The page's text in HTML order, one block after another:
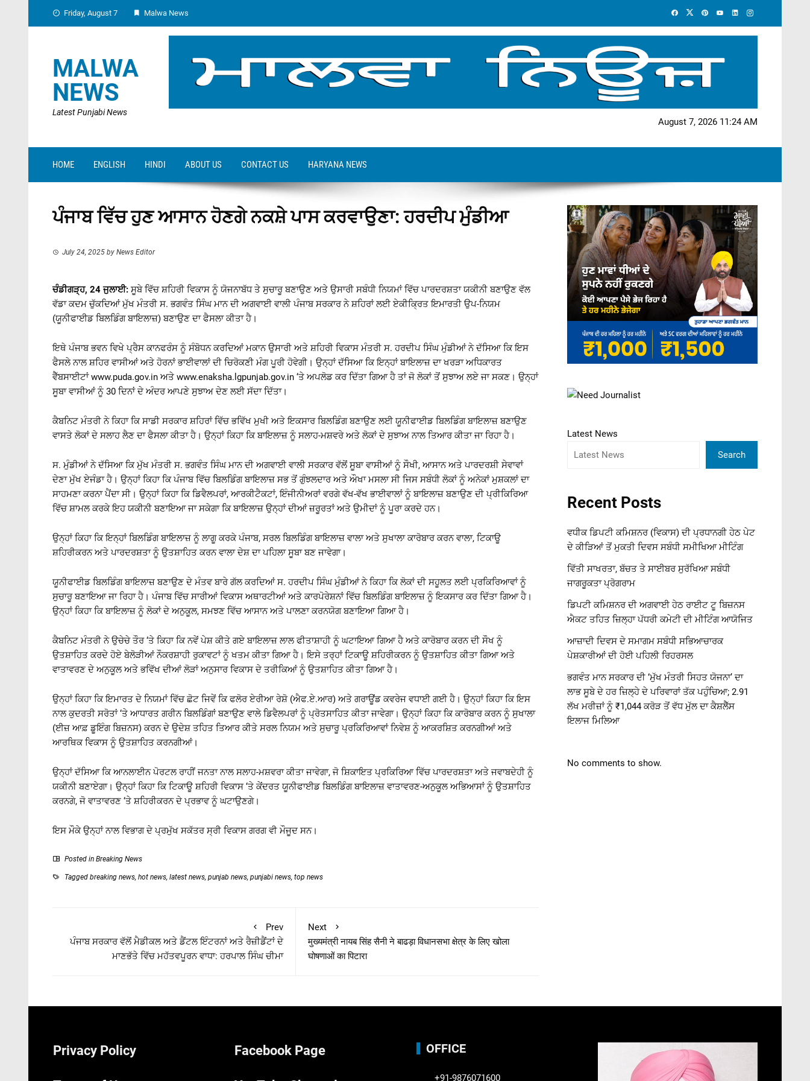
Friday, August 7 Malwa News
MALWA
NEWS
Latest Punjabi News
August 7, 2026 11:24 AM
HOME ENGLISH HINDI ABOUT US CONTACT US HARYANA NEWS
ਪੰਜਾਬ ਵਿੱਚ ਹੁਣ ਆਸਾਨ ਹੋਣਗੇ ਨਕਸ਼ੇ ਪਾਸ ਕਰਵਾਉਣਾ: ਹਰਦੀਪ ਮੁੰਡੀਆ
July 24, 2025 by News Editor
ਚੰਡੀਗੜ੍ਹ, 24 ਜੁਲਾਈ: ਸੂਬੇ ਵਿੱਚ ਸ਼ਹਿਰੀ ਵਿਕਾਸ ਨੂੰ ਯੋਜਨਾਬੱਧ ਤੇ ਸੁਚਾਰੂ ਬਣਾਉਣ ਅਤੇ ਉਸਾਰੀ ਸਬੰਧੀ ਨਿਯਮਾਂ ਵਿੱਚ ਪਾਰਦਰਸ਼ਤਾ ਯਕੀਨੀ ਬਣਾਉਣ ਵੱਲ
ਵੱਡਾ ਕਦਮ ਚੁੱਕਦਿਆਂ ਮੁੱਖ ਮੰਤਰੀ ਸ. ਭਗਵੰਤ ਸਿੰਘ ਮਾਨ ਦੀ ਅਗਵਾਈ ਵਾਲੀ ਪੰਜਾਬ ਸਰਕਾਰ ਨੇ ਸ਼ਹਿਰਾਂ ਲਈ ਏਕੀਕ੍ਰਿਤ ਇਮਾਰਤੀ ਉਪ-ਨਿਯਮ
(ਯੂਨੀਫਾਈਡ ਬਿਲਡਿੰਗ ਬਾਇਲਾਜ਼) ਬਣਾਉਣ ਦਾ ਫੈਸਲਾ ਕੀਤਾ ਹੈ।
ਇਥੇ ਪੰਜਾਬ ਭਵਨ ਵਿਖੇ ਪ੍ਰੈਸ ਕਾਨਫਰੰਸ ਨੂੰ ਸੰਬੋਧਨ ਕਰਦਿਆਂ ਮਕਾਨ ਉਸਾਰੀ ਅਤੇ ਸ਼ਹਿਰੀ ਵਿਕਾਸ ਮੰਤਰੀ ਸ. ਹਰਦੀਪ ਸਿੰਘ ਮੁੰਡੀਆਂ ਨੇ ਦੱਸਿਆ ਕਿ ਇਸ
ਫੈਸਲੇ ਨਾਲ ਸ਼ਹਿਰ ਵਾਸੀਆਂ ਅਤੇ ਹੋਰਨਾਂ ਭਾਈਵਾਲਾਂ ਦੀ ਚਿਰੋਕਣੀ ਮੰਗ ਪੂਰੀ ਹੋਵੇਗੀ। ਉਨ੍ਹਾਂ ਦੱਸਿਆ ਕਿ ਇਨ੍ਹਾਂ ਬਾਇਲਾਜ਼ ਦਾ ਖਰੜਾ ਅਧਿਕਾਰਤ
ਵੈੱਬਸਾਈਟਾਂwww.puda.gov.in ਅਤੇ www.enaksha.lgpunjab.gov.in ‘ਤੇ ਅਪਲੋਡ ਕਰ ਦਿੱਤਾ ਗਿਆ ਹੈ ਤਾਂ ਜੋ ਲੋਕਾਂ ਤੋਂ ਸੁਝਾਅ ਲਏ ਜਾ ਸਕਣ। ਉਨ੍ਹਾਂ
ਸੂਬਾ ਵਾਸੀਆਂ ਨੂੰ 30 ਦਿਨਾਂ ਦੇ ਅੰਦਰ ਆਪਣੇ ਸੁਝਾਅ ਦੇਣ ਲਈ ਸੱਦਾ ਦਿੱਤਾ।
ਕੈਬਨਿਟ ਮੰਤਰੀ ਨੇ ਕਿਹਾ ਕਿ ਸਾਡੀ ਸਰਕਾਰ ਸ਼ਹਿਰਾਂ ਵਿੱਚ ਭਵਿੱਖ ਮੁਖੀ ਅਤੇ ਇਕਸਾਰ ਬਿਲਡਿੰਗ ਬਣਾਉਣ ਲਈ ਯੂਨੀਫਾਈਡ ਬਿਲਡਿੰਗ ਬਾਇਲਾਜ਼ ਬਣਾਉਣ
ਵਾਸਤੇ ਲੋਕਾਂ ਦੇ ਸਲਾਹ ਲੈਣ ਦਾ ਫੈਸਲਾ ਕੀਤਾ ਹੈ। ਉਨ੍ਹਾਂ ਕਿਹਾ ਕਿ ਬਾਇਲਾਜ਼ ਨੂੰ ਸਲਾਹ-ਮਸ਼ਵਰੇ ਅਤੇ ਲੋਕਾਂ ਦੇ ਸੁਝਾਅ ਨਾਲ ਤਿਆਰ ਕੀਤਾ ਜਾ ਰਿਹਾ ਹੈ।
ਸ. ਮੁੰਡੀਆਂ ਨੇ ਦੱਸਿਆ ਕਿ ਮੁੱਖ ਮੰਤਰੀ ਸ. ਭਗਵੰਤ ਸਿੰਘ ਮਾਨ ਦੀ ਅਗਵਾਈ ਵਾਲੀ ਸਰਕਾਰ ਵੱਲੋਂ ਸੂਬਾ ਵਾਸੀਆਂ ਨੂੰ ਸੌਖੀ, ਆਸਾਨ ਅਤੇ ਪਾਰਦਰਸ਼ੀ ਸੇਵਾਵਾਂ
ਦੇਣਾ ਮੁੱਖ ਏਜੰਡਾ ਹੈ। ਉਨ੍ਹਾਂ ਕਿਹਾ ਕਿ ਪੰਜਾਬ ਵਿੱਚ ਬਿਲਡਿੰਗ ਬਾਇਲਾਜ਼ ਸਭ ਤੋਂ ਗੁੰਝਲਦਾਰ ਅਤੇ ਔਖਾ ਮਸਲਾ ਸੀ ਜਿਸ ਸਬੰਧੀ ਲੋਕਾਂ ਨੂੰ ਅਨੇਕਾਂ ਮੁਸ਼ਕਲਾਂ ਦਾ
ਸਾਹਮਣਾ ਕਰਨਾ ਪੈਂਦਾ ਸੀ। ਉਨ੍ਹਾਂ ਕਿਹਾ ਕਿ ਡਿਵੈਲਪਰਾਂ, ਆਰਕੀਟੈਕਟਾਂ, ਇੰਜੀਨੀਅਰਾਂ ਵਰਗੇ ਵੱਖ-ਵੱਖ ਭਾਈਵਾਲਾਂ ਨੂੰ ਬਾਇਲਾਜ਼ ਬਣਾਉਣ ਦੀ ਪ੍ਰੀਕਿਰਿਆ
ਵਿੱਚ ਸ਼ਾਮਲ ਕਰਕੇ ਇਹ ਯਕੀਨੀ ਬਣਾਇਆ ਜਾ ਸਕੇਗਾ ਕਿ ਬਾਇਲਾਜ਼ ਉਨ੍ਹਾਂ ਦੀਆਂ ਜ਼ਰੂਰਤਾਂ ਅਤੇ ਉਮੀਦਾਂ ਨੂੰ ਪੂਰਾ ਕਰਦੇ ਹਨ।
ਉਨ੍ਹਾਂ ਕਿਹਾ ਕਿ ਇਨ੍ਹਾਂ ਬਿਲਡਿੰਗ ਬਾਇਲਾਜ਼ ਨੂੰ ਲਾਗੂ ਕਰਕੇ ਪੰਜਾਬ, ਸਰਲ ਬਿਲਡਿੰਗ ਬਾਇਲਾਜ਼ ਵਾਲਾ ਅਤੇ ਸੁਖਾਲਾ ਕਾਰੋਬਾਰ ਕਰਨ ਵਾਲਾ, ਟਿਕਾਊ
ਸ਼ਹਿਰੀਕਰਨ ਅਤੇ ਪਾਰਦਰਸ਼ਤਾ ਨੂੰ ਉਤਸ਼ਾਹਿਤ ਕਰਨ ਵਾਲਾ ਦੇਸ਼ ਦਾ ਪਹਿਲਾ ਸੂਬਾ ਬਣ ਜਾਵੇਗਾ।
ਯੂਨੀਫਾਈਡ ਬਿਲਡਿੰਗ ਬਾਇਲਾਜ਼ ਬਣਾਉਣ ਦੇ ਮੰਤਵ ਬਾਰੇ ਗੱਲ ਕਰਦਿਆਂ ਸ. ਹਰਦੀਪ ਸਿੰਘ ਮੁੰਡੀਆਂ ਨੇ ਕਿਹਾ ਕਿ ਲੋਕਾਂ ਦੀ ਸਹੂਲਤ ਲਈ ਪ੍ਰਕਿਰਿਆਵਾਂ ਨੂੰ
ਸੁਚਾਰੂ ਬਣਾਇਆ ਜਾ ਰਿਹਾ ਹੈ। ਪੰਜਾਬ ਵਿੱਚ ਸਾਰੀਆਂ ਵਿਕਾਸ ਅਥਾਰਟੀਆਂ ਅਤੇ ਕਾਰਪੋਰੇਸ਼ਨਾਂ ਵਿੱਚ ਬਿਲਡਿੰਗ ਬਾਇਲਾਜ਼ ਨੂੰ ਇਕਸਾਰ ਕਰ ਦਿੱਤਾ ਗਿਆ ਹੈ।
ਉਨ੍ਹਾਂ ਕਿਹਾ ਕਿ ਬਾਇਲਾਜ਼ ਨੂੰ ਲੋਕਾਂ ਦੇ ਅਨੁਕੂਲ, ਸਮਝਣ ਵਿੱਚ ਆਸਾਨ ਅਤੇ ਪਾਲਣਾ ਕਰਨਯੋਗ ਬਣਾਇਆ ਗਿਆ ਹੈ।
ਕੈਬਨਿਟ ਮੰਤਰੀ ਨੇ ਉਚੇਚੇ ਤੌਰ ‘ਤੇ ਕਿਹਾ ਕਿ ਨਵੇਂ ਪੇਸ਼ ਕੀਤੇ ਗਏ ਬਾਇਲਾਜ਼ ਲਾਲ ਫੀਤਾਸ਼ਾਹੀ ਨੂੰ ਘਟਾਇਆ ਗਿਆ ਹੈ ਅਤੇ ਕਾਰੋਬਾਰ ਕਰਨ ਦੀ ਸੌਖ ਨੂੰ
ਉਤਸ਼ਾਹਿਤ ਕਰਦੇ ਹੋਏ ਬੇਲੋੜੀਆਂ ਨੌਕਰਸ਼ਾਹੀ ਰੁਕਾਵਟਾਂ ਨੂੰ ਖਤਮ ਕੀਤਾ ਗਿਆ ਹੈ। ਇਸੇ ਤਰ੍ਹਾਂ ਟਿਕਾਊ ਸ਼ਹਿਰੀਕਰਨ ਨੂੰ ਉਤਸ਼ਾਹਿਤ ਕੀਤਾ ਗਿਆ ਅਤੇ
ਵਾਤਾਵਰਣ ਦੇ ਅਨੁਕੂਲ ਅਤੇ ਭਵਿੱਖ ਦੀਆਂ ਲੋੜਾਂ ਅਨੁਸਾਰ ਵਿਕਾਸ ਦੇ ਤਰੀਕਿਆਂ ਨੂੰ ਉਤਸ਼ਾਹਿਤ ਕੀਤਾ ਗਿਆ ਹੈ।
ਉਨ੍ਹਾਂ ਕਿਹਾ ਕਿ ਇਮਾਰਤ ਦੇ ਨਿਯਮਾਂ ਵਿੱਚ ਛੋਟ ਜਿਵੇਂ ਕਿ ਫਲੋਰ ਏਰੀਆ ਰੇਸ਼ੋ (ਐਫ.ਏ.ਆਰ) ਅਤੇ ਗਰਾਊਂਡ ਕਵਰੇਜ ਵਧਾਈ ਗਈ ਹੈ। ਉਨ੍ਹਾਂ ਕਿਹਾ ਕਿ ਇਸ
ਨਾਲ ਕੁਦਰਤੀ ਸਰੋਤਾਂ ‘ਤੇ ਆਧਾਰਤ ਗਰੀਨ ਬਿਲਡਿੰਗਾਂ ਬਣਾਉਣ ਵਾਲੇ ਡਿਵੈਲਪਰਾਂ ਨੂੰ ਪ੍ਰੋਤਸਾਹਿਤ ਕੀਤਾ ਜਾਵੇਗਾ। ਉਨ੍ਹਾਂ ਕਿਹਾ ਕਿ ਕਾਰੋਬਾਰ ਕਰਨ ਨੂੰ ਸੁਖਾਲਾ
(ਈਜ਼ ਆਫ਼ ਡੂਇੰਗ ਬਿਜ਼ਨਸ) ਕਰਨ ਦੇ ਉਦੇਸ਼ ਤਹਿਤ ਤਿਆਰ ਕੀਤੇ ਸਰਲ ਨਿਯਮ ਅਤੇ ਸੁਚਾਰੂ ਪ੍ਰਕਿਰਿਆਵਾਂ ਨਿਵੇਸ਼ ਨੂੰ ਆਕਰਸ਼ਿਤ ਕਰਨਗੀਆਂ ਅਤੇ
ਆਰਥਿਕ ਵਿਕਾਸ ਨੂੰ ਉਤਸ਼ਾਹਿਤ ਕਰਨਗੀਆਂ।
ਉਨ੍ਹਾਂ ਦੱਸਿਆ ਕਿ ਆਨਲਾਈਨ ਪੋਰਟਲ ਰਾਹੀਂ ਜਨਤਾ ਨਾਲ ਸਲਾਹ-ਮਸ਼ਵਰਾ ਕੀਤਾ ਜਾਵੇਗਾ, ਜੋ ਸ਼ਿਕਾਇਤ ਪ੍ਰਕਿਰਿਆ ਵਿੱਚ ਪਾਰਦਰਸ਼ਤਾ ਅਤੇ ਜਵਾਬਦੇਹੀ ਨੂੰ
ਯਕੀਨੀ ਬਣਾਏਗਾ। ਉਨ੍ਹਾਂ ਕਿਹਾ ਕਿ ਟਿਕਾਊ ਸ਼ਹਿਰੀ ਵਿਕਾਸ ‘ਤੇ ਕੇਂਦਰਤ ਯੂਨੀਫਾਈਡ ਬਿਲਡਿੰਗ ਬਾਇਲਾਜ਼ ਵਾਤਾਵਰਣ-ਅਨੁਕੂਲ ਅਭਿਆਸਾਂ ਨੂੰ ਉਤਸ਼ਾਹਿਤ
ਕਰਨਗੇ, ਜੋ ਵਾਤਾਵਰਣ ‘ਤੇ ਸ਼ਹਿਰੀਕਰਨ ਦੇ ਪ੍ਰਭਾਵ ਨੂੰ ਘਟਾਉਣਗੇ।
ਇਸ ਮੌਕੇ ਉਨ੍ਹਾਂ ਨਾਲ ਵਿਭਾਗ ਦੇ ਪ੍ਰਮੁੱਖ ਸਕੱਤਰ ਸ੍ਰੀ ਵਿਕਾਸ ਗਰਗ ਵੀ ਮੌਜੂਦ ਸਨ।
Posted in Breaking News
Tagged breaking news, hot news, latest news, punjab news, punjabi news, top news
Prev
ਪੰਜਾਬ ਸਰਕਾਰ ਵੱਲੋਂ ਮੈਡੀਕਲ ਅਤੇ ਡੈਂਟਲ ਇੰਟਰਨਾਂ ਅਤੇ ਰੈਜ਼ੀਡੈਂਟਾਂ ਦੇ
ਮਾਣਭੱਤੇ ਵਿੱਚ ਮਹੱਤਵਪੂਰਨ ਵਾਧਾ: ਹਰਪਾਲ ਸਿੰਘ ਚੀਮਾ
Next
मुख्यमंत्री नायब सिंह सैनी ने बाढड़ा विधानसभा क्षेत्र के लिए खोला
घोषणाओं का पिटारा
Latest News
Search
Recent Posts
ਵਧੀਕ ਡਿਪਟੀ ਕਮਿਸ਼ਨਰ (ਵਿਕਾਸ) ਦੀ ਪ੍ਰਧਾਨਗੀ ਹੇਠ ਪੇਟ
ਦੇ ਕੀੜਿਆਂ ਤੋਂ ਮੁਕਤੀ ਦਿਵਸ ਸਬੰਧੀ ਸਮੀਖਿਆ ਮੀਟਿੰਗ
ਵਿੱਤੀ ਸਾਖਰਤਾ, ਬੱਚਤ ਤੇ ਸਾਈਬਰ ਸੁਰੱਖਿਆ ਸਬੰਧੀ
ਜਾਗਰੂਕਤਾ ਪ੍ਰੋਗਰਾਮ
ਡਿਪਟੀ ਕਮਿਸ਼ਨਰ ਦੀ ਅਗਵਾਈ ਹੇਠ ਰਾਈਟ ਟੂ ਬਿਜ਼ਨਸ
ਐਕਟ ਤਹਿਤ ਜ਼ਿਲ੍ਹਾ ਪੱਧਰੀ ਕਮੇਟੀ ਦੀ ਮੀਟਿੰਗ ਆਯੋਜਿਤ
ਆਜ਼ਾਦੀ ਦਿਵਸ ਦੇ ਸਮਾਗਮ ਸਬੰਧੀ ਸਭਿਆਚਾਰਕ
ਪੇਸ਼ਕਾਰੀਆਂ ਦੀ ਹੋਈ ਪਹਿਲੀ ਰਿਹਰਸਲ
ਭਗਵੰਤ ਮਾਨ ਸਰਕਾਰ ਦੀ ‘ਮੁੱਖ ਮੰਤਰੀ ਸਿਹਤ ਯੋਜਨਾ’ ਦਾ
ਲਾਭ ਸੂਬੇ ਦੇ ਹਰ ਜ਼ਿਲ੍ਹੇ ਦੇ ਪਰਿਵਾਰਾਂ ਤੱਕ ਪਹੁੰਚਿਆ; 2.91
ਲੱਖ ਮਰੀਜ਼ਾਂ ਨੂੰ ₹1,044 ਕਰੋੜ ਤੋਂ ਵੱਧ ਮੁੱਲ ਦਾ ਕੈਸ਼ਲੈੱਸ
ਇਲਾਜ ਮਿਲਿਆ
No comments to show.
Privacy Policy Facebook Page OFFICE
+91-9876071600